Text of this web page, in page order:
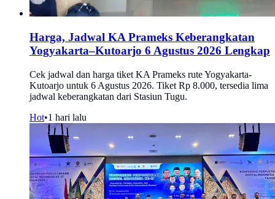
Harga, Jadwal KA Prameks Keberangkatan
Yogyakarta–Kutoarjo 6 Agustus 2026 Lengkap
Cek jadwal dan harga tiket KA Prameks rute Yogyakarta-
Kutoarjo untuk 6 Agustus 2026. Tiket Rp 8.000, tersedia lima
jadwal keberangkatan dari Stasiun Tugu.
Hot•1 hari lalu